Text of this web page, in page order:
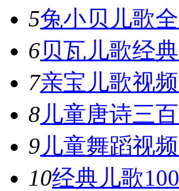
5兔小贝儿歌
6贝瓦儿歌经
7亲宝儿歌视
8 儿童唐诗三
9 儿童舞蹈视
10经典儿歌